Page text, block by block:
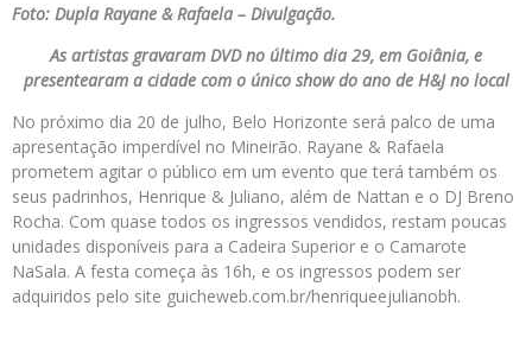
Foto: Dupla Rayane & Rafaela – Divulgação.
As artistas gravaram DVD no último dia 29, em Goiânia, e
presentearam a cidade com o único show do ano de H&J no local
No próximo dia 20 de julho, Belo Horizonte será palco de uma
apresentação imperdível no Mineirão. Rayane & Rafaela
prometem agitar o público em um evento que terá também os
seus padrinhos, Henrique & Juliano, além de Nattan e o DJ Breno
Rocha. Com quase todos os ingressos vendidos, restam poucas
unidades disponíveis para a Cadeira Superior e o Camarote
NaSala. A festa começa às 16h, e os ingressos podem ser
adquiridos pelo site guicheweb.com.br/henriqueejulianobh.